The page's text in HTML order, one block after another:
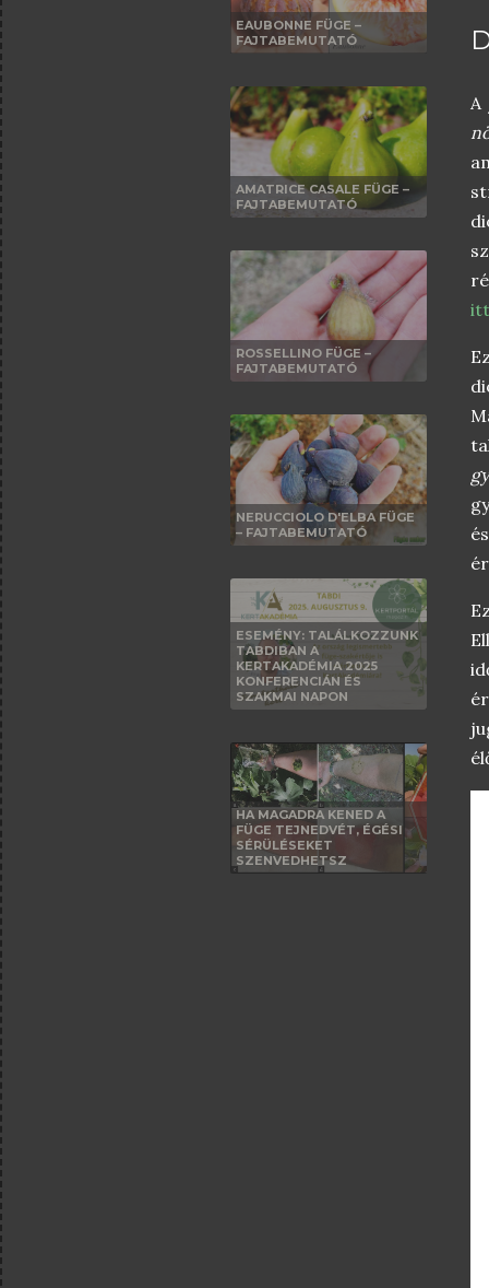
EAUBONNE FÜGE –
FAJTABEMUTATÓ
AMATRICE CASALE FÜGE –
FAJTABEMUTATÓ
ROSSELLINO FÜGE –
FAJTABEMUTATÓ
NERUCCIOLO D'ELBA FÜGE
– FAJTABEMUTATÓ
ESEMÉNY: TALÁLKOZZUNK
TABDIBAN A
KERTAKADÉMIA 2025
KONFERENCIÁN ÉS
SZAKMAI NAPON
HA MAGADRA KENED A
FÜGE TEJNEDVÉT, ÉGÉSI
SÉRÜLÉSEKET
SZENVEDHETSZ
A
itt